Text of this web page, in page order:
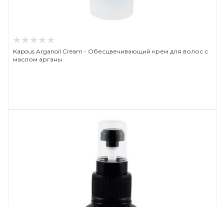
Kapous Arganoil Cream - Обесцвечивающий крем для волос с
маслом арганы